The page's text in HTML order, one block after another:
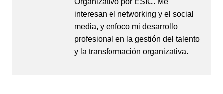
Organizativo por ESIC. Me
interesan el networking y el social
media, y enfoco mi desarrollo
profesional en la gestión del talento
y la transformación organizativa.